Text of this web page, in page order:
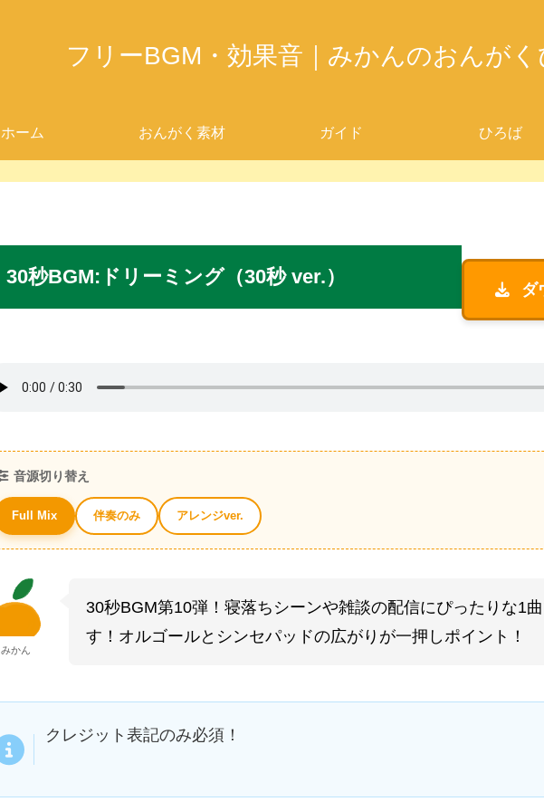
フリーBGM・効果音｜みかんのおんが
ホーム おんがく素材 ガイド ひろば
30秒BGM:ドリーミング（30秒 ver.）
ダ
音源切り替え
Full Mix 伴奏のみ アレンジver.
みかん
30秒BGM第10弾！寝落ちシーンや雑談の配信にぴったりな1
す！オルゴールとシンセパッドの広がりが一押しポイント！
クレジット表記のみ必須！